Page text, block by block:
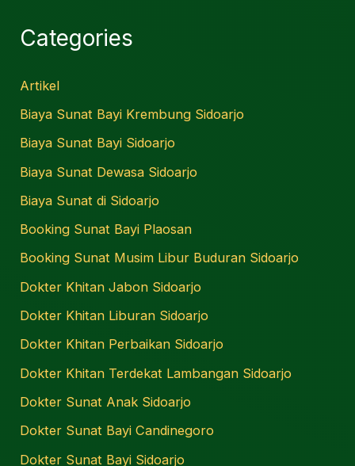
Categories
Artikel
Biaya Sunat Bayi Krembung Sidoarjo
Biaya Sunat Bayi Sidoarjo
Biaya Sunat Dewasa Sidoarjo
Biaya Sunat di Sidoarjo
Booking Sunat Bayi Plaosan
Booking Sunat Musim Libur Buduran Sidoarjo
Dokter Khitan Jabon Sidoarjo
Dokter Khitan Liburan Sidoarjo
Dokter Khitan Perbaikan Sidoarjo
Dokter Khitan Terdekat Lambangan Sidoarjo
Dokter Sunat Anak Sidoarjo
Dokter Sunat Bayi Candinegoro
Dokter Sunat Bayi Sidoarjo